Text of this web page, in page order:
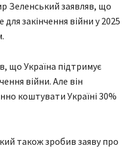
Зеленський заявляв, що
закінчення війни у 2025
що Україна підтримує
війни. Але він
коштувати Україні 30%
також зробив заяву про